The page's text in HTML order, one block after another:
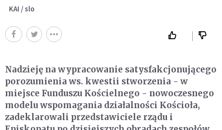
KAI / slo
Nadzieję na wypracowanie satysfakcjonującego
porozumienia ws. kwestii stworzenia - w
miejsce Funduszu Kościelnego - nowoczesnego
modelu wspomagania działalności Kościoła,
zadeklarowali przedstawiciele rządu i